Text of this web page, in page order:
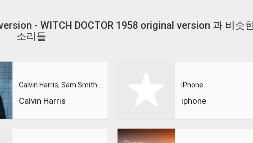
- WITCH DOCTOR 1958 original version 과 비슷
소리들
Calvin Harris
iPhone
iphone